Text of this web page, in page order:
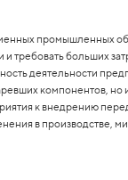
промышленных
требовать больших
деятельности
компонентов,
к внедрению
в производстве,